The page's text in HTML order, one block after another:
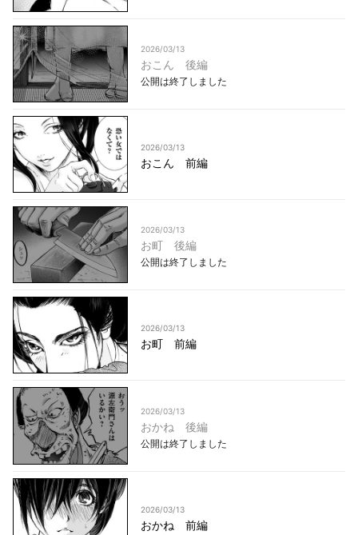
2026/03/13
おこん 後編
公開は終了しました
2026/03/13
おこん 前編
2026/03/13
お町 後編
公開は終了しました
2026/03/13
お町 前編
2026/03/13
おかね 後編
公開は終了しました
2026/03/13
おかね 前編